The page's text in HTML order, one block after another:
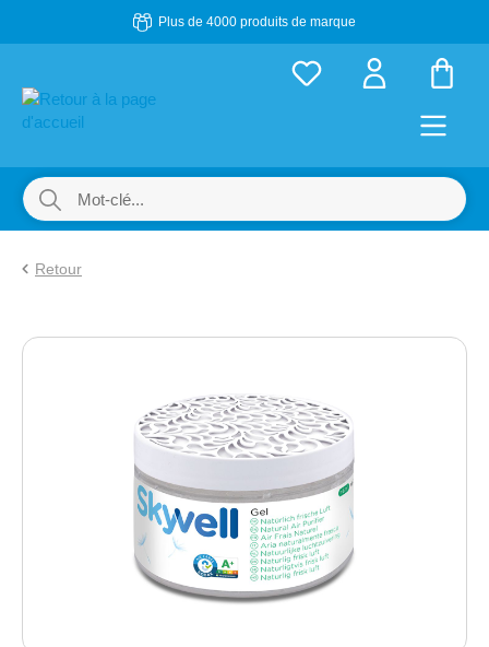
Passer au contenu principalPlus de 4000 produits de marque
Retour
Ignorer la galerie d'images